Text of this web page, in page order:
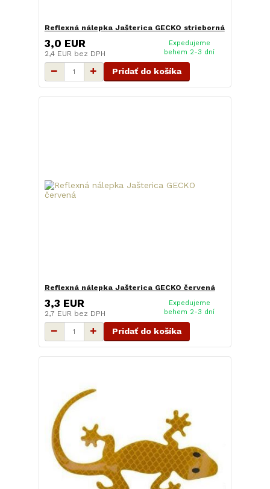
Reflexná nálepka Jašterica GECKO strieborná
3,0 EUR
2,4 EUR bez DPH
Expedujeme
behem 2-3 dní
Pridať do košíka
Reflexná nálepka Jašterica GECKO červená
3,3 EUR
2,7 EUR bez DPH
Expedujeme
behem 2-3 dní
Pridať do košíka